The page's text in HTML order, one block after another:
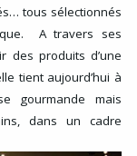
tous sélectionnés
A travers ses
des produits d’une
tient aujourd’hui à
gourmande mais
dans un cadre